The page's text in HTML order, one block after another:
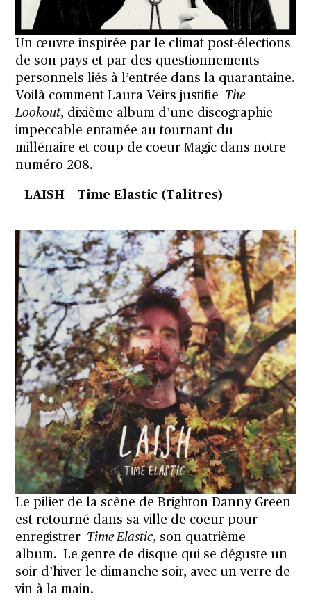
Un œuvre inspirée par le climat post-élections
de son pays et par des questionnements
personnels liés à l’entrée dans la quarantaine.
Voilà comment Laura Veirs justifie The
Lookout, dixième album d’une discographie
impeccable entamée au tournant du
millénaire et coup de coeur Magic dans notre
numéro 208.
– LAISH – Time Elastic (Talitres)
Le pilier de la scène de Brighton Danny Green
est retourné dans sa ville de coeur pour
enregistrer Time Elastic, son quatrième
album. Le genre de disque qui se déguste un
soir d’hiver le dimanche soir, avec un verre de
vin à la main.